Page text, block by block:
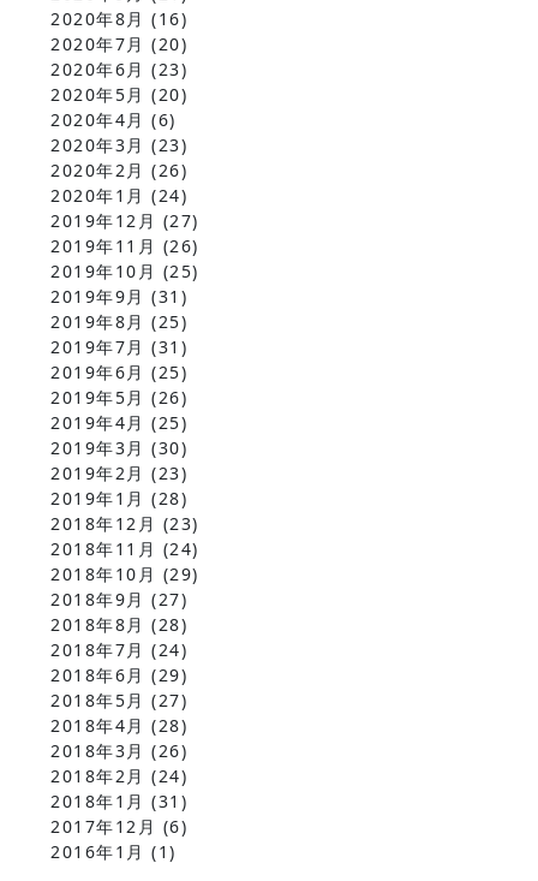
2020年8月 (16)
2020年7月 (20)
2020年6月 (23)
2020年5月 (20)
2020年4月 (6)
2020年3月 (23)
2020年2月 (26)
2020年1月 (24)
2019年12月 (27)
2019年11月 (26)
2019年10月 (25)
2019年9月 (31)
2019年8月 (25)
2019年7月 (31)
2019年6月 (25)
2019年5月 (26)
2019年4月 (25)
2019年3月 (30)
2019年2月 (23)
2019年1月 (28)
2018年12月 (23)
2018年11月 (24)
2018年10月 (29)
2018年9月 (27)
2018年8月 (28)
2018年7月 (24)
2018年6月 (29)
2018年5月 (27)
2018年4月 (28)
2018年3月 (26)
2018年2月 (24)
2018年1月 (31)
2017年12月 (6)
2016年1月 (1)